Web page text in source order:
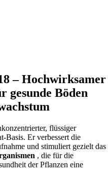
– Hochwirksamer
gesunde Böden
flüssiger
Basis. Er verbessert die
und stimuliert gezielt das
, die für die
der Pflanzen eine